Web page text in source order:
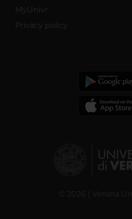
MyUnivr
Privacy policy
© 2026 | Verona